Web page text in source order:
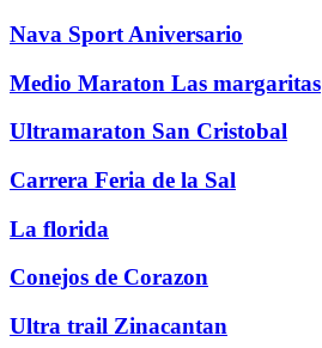
Nava Sport Aniversario
Medio Maraton Las margaritas
Ultramaraton San Cristobal
Carrera Feria de la Sal
La florida
Conejos de Corazon
Ultra trail Zinacantan